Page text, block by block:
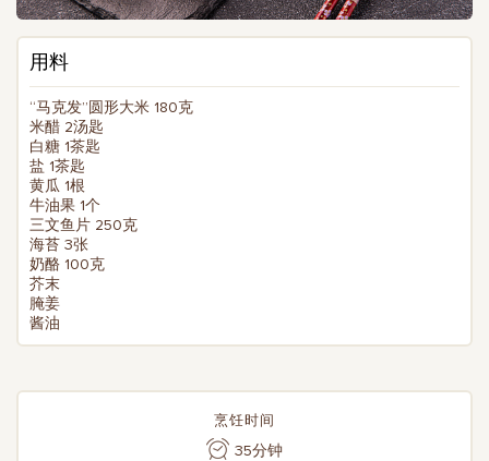
用料
“马克发”圆形大米 180克
米醋 2汤匙
白糖 1茶匙
盐 1茶匙
黄瓜 1根
牛油果 1个
三文鱼片 250克
海苔 3张
奶酪 100克
芥末
腌姜
酱油
烹饪时间
35分钟